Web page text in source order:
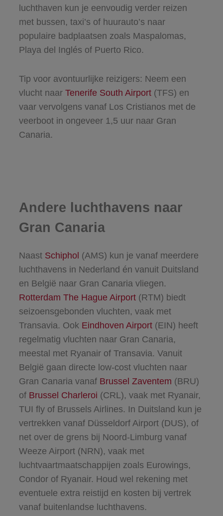
luchthaven kun je eenvoudig verder reizen
met bussen, taxi’s of huurauto’s naar
populaire badplaatsen zoals Maspalomas,
Playa del Inglés of Puerto Rico.
Tip voor avontuurlijke reizigers: Neem een
vlucht naar Tenerife South Airport(TFS) en
vaar vervolgens vanaf Los Cristianos met de
veerboot in ongeveer 1,5 uur naar Gran
Canaria.
Andere luchthavens naar
Gran Canaria
Naast Schiphol (AMS) kun je vanaf meerdere
luchthavens in Nederland én vanuit Duitsland
en België naar Gran Canaria vliegen.
Rotterdam The Hague Airport(RTM) biedt
seizoensgebonden vluchten, vaak met
Transavia. Ook Eindhoven Airport(EIN) heeft
regelmatig vluchten naar Gran Canaria,
meestal met Ryanair of Transavia. Vanuit
België gaan directe low-cost vluchten naar
Gran Canaria vanaf Brussel Zaventem (BRU)
of Brussel Charleroi (CRL), vaak met Ryanair,
TUI fly of Brussels Airlines. In Duitsland kun je
vertrekken vanaf Düsseldorf Airport (DUS), of
net over de grens bij Noord-Limburg vanaf
Weeze Airport (NRN), vaak met
luchtvaartmaatschappijen zoals Eurowings,
Condor of Ryanair. Houd wel rekening met
eventuele extra reistijd en kosten bij vertrek
vanaf buitenlandse luchthavens.